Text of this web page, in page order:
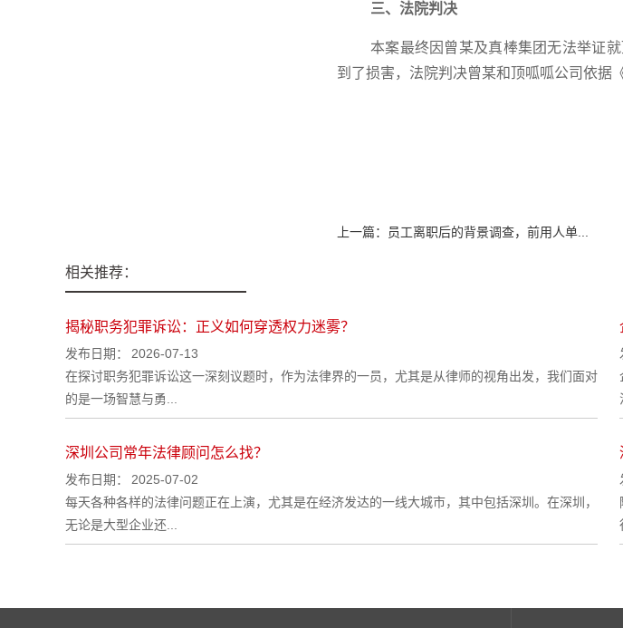
三、法院判决
本案最终因曾某及真棒集团无法举证
到了损害，法院判决曾某和顶呱呱公司依据
上一篇： 员工离职后的背景调查，前用人单...
相关推荐：
揭秘职务犯罪诉讼：正义如何穿透权力迷雾？
发布日期：
2026-07-13
在探讨职务犯罪诉讼这一深刻议题时，作为法律界的一员，尤其是从律师的视角出发，我们面对
的是一场智慧与勇...
深圳公司常年法律顾问怎么找？
发布日期：
2025-07-02
每天各种各样的法律问题正在上演，尤其是在经济发达的一线大城市，其中包括深圳。在深圳，
无论是大型企业还...